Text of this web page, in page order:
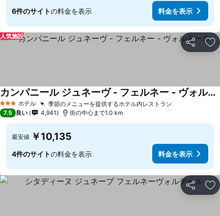
6件のサイトの料金を表示 料金を表示
シェア お
人気施設
3 ホテルのランク
ホテル 季節のメニューを提供するホテル内レストラン
カンパニール ジュネーヴ - フェルネー - ヴォルテール
7.5 良い 4,941 街の中心まで1.0 km
最安値 ￥10,135
4件のサイトの料金を表示 料金を表示
シェア お